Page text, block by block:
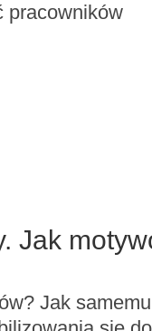
pracowników
Jak
Jak